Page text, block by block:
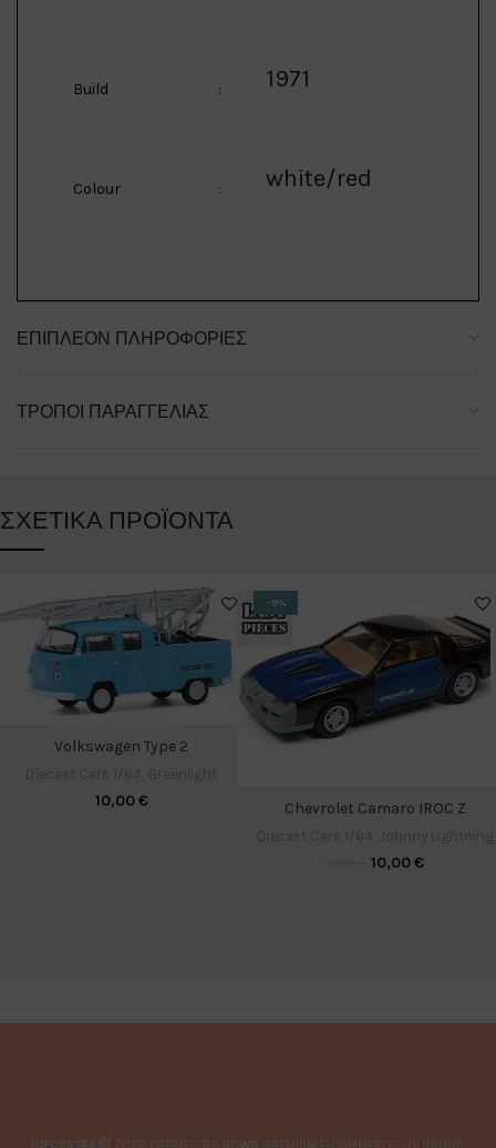
Build : 1971
Colour : white/red
ΕΠΙΠΛΈΟΝ ΠΛΗΡΟΦΟΡΊΕΣ
ΤΡΌΠΟΙ ΠΑΡΑΓΓΕΛΊΑΣ
ΣΧΕΤΙΚΆ ΠΡΟΪΌΝΤΑ
Volkswagen Type 2
10,00€
-9%
Chevrolet Camaro IROC Z
10,00€
DIECAST64 2022 CREATED BY GCWD . PREMIUM E-COMMERCE SOLUTIONS.